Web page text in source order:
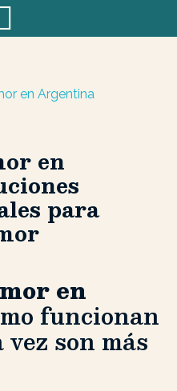
en
para
en
funcionan
son más